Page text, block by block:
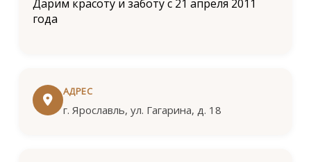
Дарим красоту и заботу с 21 апреля 2011
года
АДРЕС
г. Ярославль, ул. Гагарина, д. 18